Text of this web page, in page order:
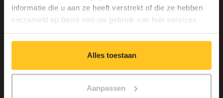
informatie die u aan ze heeft verstrekt of die ze hebben
verzameld op basis van uw gebruik van hun services.
Alles toestaan
Aanpassen
One team, one goal
Benieuwd naar wie we zijn, waar we voor staan of waar
jouw toekomst bij Connectify kan starten? Ontdek het